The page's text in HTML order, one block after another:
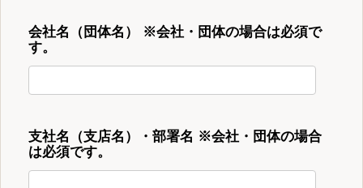
会社名（団体名） ※会社・団体の場合は必須で
す。
支社名（支店名）・部署名 ※会社・団体の場合
は必須です。